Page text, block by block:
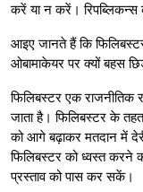
करें या न करें। रिपब्लिकन्स
आइए जानते हैं कि
ओबामाकेयर पर क्यों बहस
फिलिबस्टर एक राजनीतिक
जाता है। फिलिबस्टर के
को आगे बढ़ाकर मतदान में
फिलिबस्टर को ध्वस्त
प्रस्ताव को पास कर सकें।